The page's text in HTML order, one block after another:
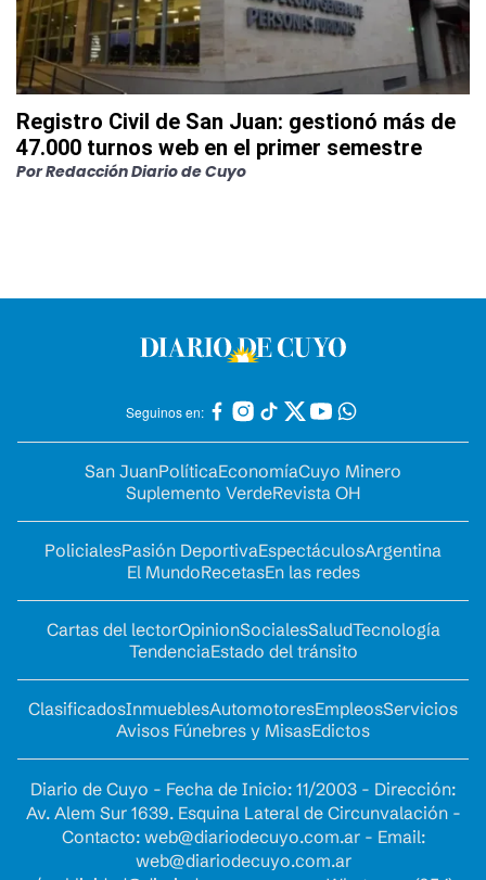
Registro Civil de San Juan: gestionó más de
47.000 turnos web en el primer semestre
PorRedacción Diario de Cuyo
Seguinos en:
San JuanPolíticaEconomíaCuyo Minero
Suplemento VerdeRevista OH
PolicialesPasión DeportivaEspectáculosArgentina
El MundoRecetasEn las redes
Cartas del lectorOpinionSocialesSaludTecnología
TendenciaEstado del tránsito
ClasificadosInmueblesAutomotoresEmpleosServicios
Avisos Fúnebres y MisasEdictos
Diario de Cuyo - Fecha de Inicio: 11/2003 - Dirección:
Av. Alem Sur 1639. Esquina Lateral de Circunvalación -
Contacto: web@diariodecuyo.com.ar- Email:
web@diariodecuyo.com.ar